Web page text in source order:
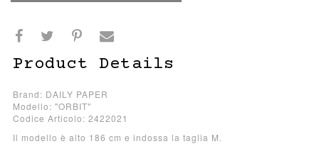
Product Details
Brand: DAILY PAPER
Modello: "ORBIT"
Codice Articolo: 2422021
Il modello è alto 186 cm e indossa la taglia M.